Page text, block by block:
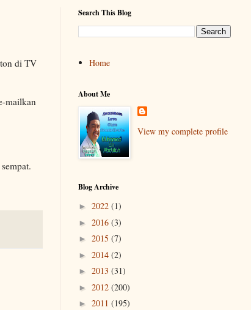
di TV
mailkan
Search This Blog
Home
About Me
View my complete profile
Blog Archive
► 2022 (1)
► 2016 (3)
► 2015 (7)
► 2014 (2)
► 2013 (31)
► 2012 (200)
► 2011 (195)